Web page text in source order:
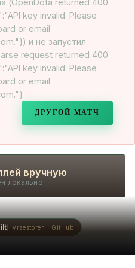
(OpenDota returned 400
key invalid. Please
or email
и не запустил
request returned 400
key invalid. Please
or email
ДРУГОЙ МАТЧ
вручную
локально
vraestoren · GitHub